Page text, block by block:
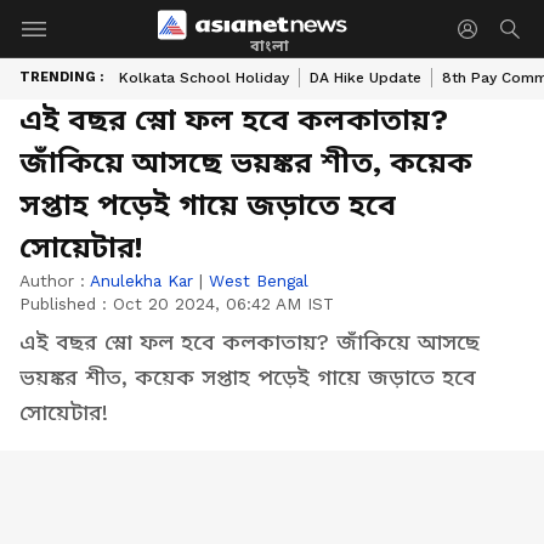
বাংলা
TRENDING : Kolkata School Holiday DA Hike Update 8th Pay
এই বছর স্নো ফল হবে কলকাতায়?
জাঁকিয়ে আসছে ভয়ঙ্কর শীত, কয়েক
সপ্তাহ পড়েই গায়ে জড়াতে হবে
সোয়েটার!
Author : Anulekha Kar | West Bengal
Published : Oct 20 2024, 06:42 AM IST
এই বছর স্নো ফল হবে কলকাতায়? জাঁকিয়ে আসছে
ভয়ঙ্কর শীত, কয়েক সপ্তাহ পড়েই গায়ে জড়াতে হবে
সোয়েটার!